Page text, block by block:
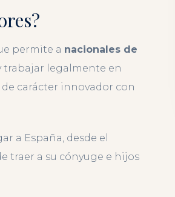
permite a nacionales de
trabajar legalmente en
carácter innovador con
a España, desde el
traer a su cónyuge e hijos